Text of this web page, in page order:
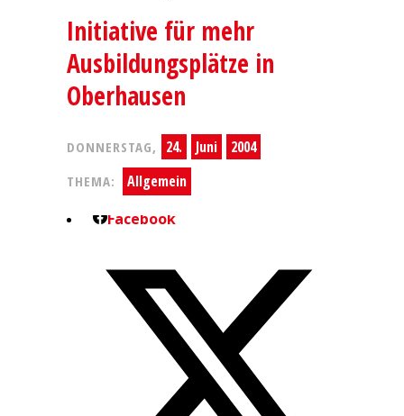
Initiative für mehr
Ausbildungsplätze in
Oberhausen
DONNERSTAG, 24. Juni 2004
THEMA:
Allgemein
Facebook